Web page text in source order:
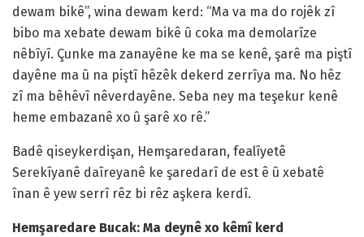
dewam bikê”, wina dewam kerd: “Ma va ma do rojêk zî
bibo ma xebate dewam bikê û coka ma demolarîze
nêbîyî. Çunke ma zanayêne ke ma se kenê, şarê ma piştî
dayêne ma û na piştî hêzêk dekerd zerrîya ma. No hêz
zî ma bêhêvî nêverdayêne. Seba ney ma teşekur kenê
heme embazanê xo û şarê xo rê.”
Badê qiseykerdişan, Hemşaredaran, fealîyetê
Serekîyanê daîreyanê ke şaredarî de est ê û xebatê
înan ê yew serrî rêz bi rêz aşkera kerdî.
Hemşaredare Bucak: Ma deynê xo kêmî kerd